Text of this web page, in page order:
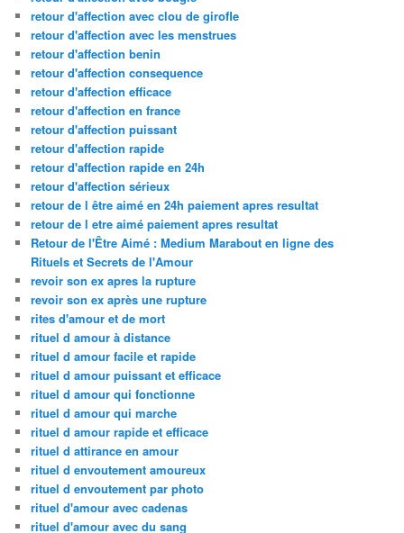
retour d'affection avec clou de girofle
retour d'affection avec les menstrues
retour d'affection benin
retour d'affection consequence
retour d'affection efficace
retour d'affection en france
retour d'affection puissant
retour d'affection rapide
retour d'affection rapide en 24h
retour d'affection sérieux
retour de l être aimé en 24h paiement apres resultat
retour de l etre aimé paiement apres resultat
Retour de l'Être Aimé : Medium Marabout en ligne des
Rituels et Secrets de l'Amour
revoir son ex apres la rupture
revoir son ex après une rupture
rites d'amour et de mort
rituel d amour à distance
rituel d amour facile et rapide
rituel d amour puissant et efficace
rituel d amour qui fonctionne
rituel d amour qui marche
rituel d amour rapide et efficace
rituel d attirance en amour
rituel d envoutement amoureux
rituel d envoutement par photo
rituel d'amour avec cadenas
rituel d'amour avec du sang